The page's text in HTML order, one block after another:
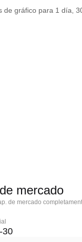
de gráfico para 1 día,
mercado
de mercado
30